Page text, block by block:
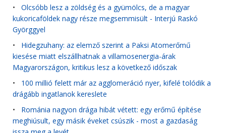
• Olcsóbb lesz a zöldség és a gyümölcs, de a magyar
kukoricaföldek nagy része megsemmisült - Interjú Raskó
Györggyel
• Hidegzuhany: az elemző szerint a Paksi Atomerőmű
kiesése miatt elszállhatnak a villamosenergia-árak
Magyarországon, kritikus lesz a következő időszak
• 100 millió felett már az agglomeráció nyer, kifelé tolódik a
drágább ingatlanok kereslete
• Románia nagyon drága hibát vétett: egy erőmű építése
meghiúsult, egy másik éveket csúszik - most a gazdaság